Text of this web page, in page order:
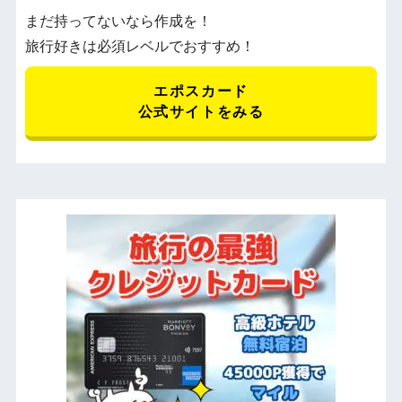
まだ持ってないなら作成を！
旅行好きは必須レベルでおすすめ！
エポスカード
公式サイトをみる